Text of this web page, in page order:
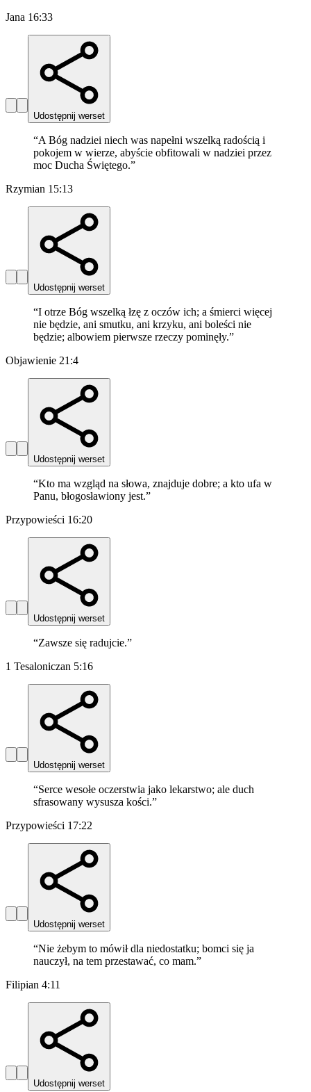
Jana 16:33
Udostępnij werset
“A Bóg nadziei niech was napełni wszelką radością i
pokojem w wierze, abyście obfitowali w nadziei przez
moc Ducha Świętego.”
Rzymian 15:13
Udostępnij werset
“I otrze Bóg wszelką łzę z oczów ich; a śmierci więcej
nie będzie, ani smutku, ani krzyku, ani boleści nie
będzie; albowiem pierwsze rzeczy pominęły.”
Objawienie 21:4
Udostępnij werset
“Kto ma wzgląd na słowa, znajduje dobre; a kto ufa w
Panu, błogosławiony jest.”
Przypowieści 16:20
Udostępnij werset
“Zawsze się radujcie.”
1 Tesaloniczan 5:16
Udostępnij werset
“Serce wesołe oczerstwia jako lekarstwo; ale duch
sfrasowany wysusza kości.”
Przypowieści 17:22
Udostępnij werset
“Nie żebym to mówił dla niedostatku; bomci się ja
nauczył, na tem przestawać, co mam.”
Filipian 4:11
Udostępnij werset